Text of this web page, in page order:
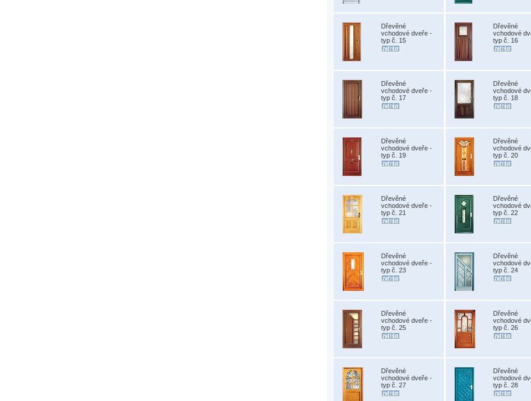
Dřevěné
vchodové dveře -
typ č. 15
Dřevěné
vchodové
typ č. 16
Dřevěné
vchodové dveře -
typ č. 17
Dřevěné
vchodové
typ č. 18
Dřevěné
vchodové dveře -
typ č. 19
Dřevěné
vchodové
typ č. 20
Dřevěné
vchodové dveře -
typ č. 21
Dřevěné
vchodové
typ č. 22
Dřevěné
vchodové dveře -
typ č. 23
Dřevěné
vchodové
typ č. 24
Dřevěné
vchodové dveře -
typ č. 25
Dřevěné
vchodové
typ č. 26
Dřevěné
vchodové dveře -
typ č. 27
Dřevěné
vchodové
typ č. 28